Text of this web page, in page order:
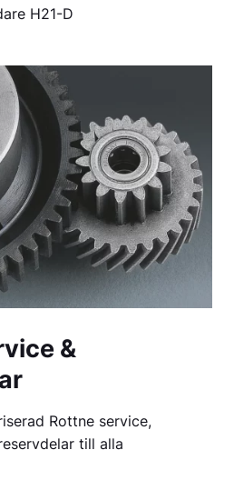
H21-D
&
Rottne service,
till alla